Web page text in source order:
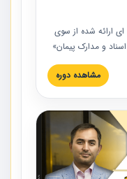
ارائه شده از سوی
و مدارک پیمان»
در این آموزش
اولویت بندی اسناد
ارائه شده است.
مشاهده دوره